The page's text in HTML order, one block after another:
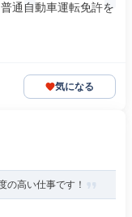
通自動車運転免許を
気になる
の高い仕事です！